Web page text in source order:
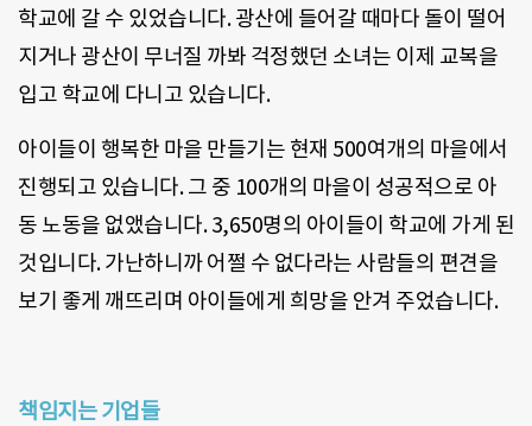
학교에 갈 수 있었습니다. 광산에 들어갈 때마다 돌이 떨어
지거나 광산이 무너질 까봐 걱정했던 소녀는 이제 교복을
입고 학교에 다니고 있습니다.
아이들이 행복한 마을 만들기는 현재 500여개의 마을에서
진행되고 있습니다. 그 중 100개의 마을이 성공적으로 아
동 노동을 없앴습니다. 3,650명의 아이들이 학교에 가게 된
것입니다. 가난하니까 어쩔 수 없다라는 사람들의 편견을
보기 좋게 깨뜨리며 아이들에게 희망을 안겨 주었습니다.
책임지는 기업들